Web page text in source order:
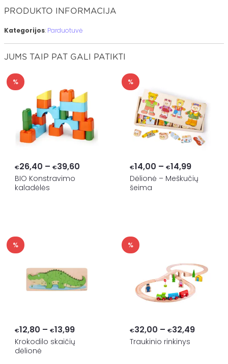
PRODUKTO INFORMACIJA
Kategorijos: Parduotuvė
JUMS TAIP PAT GALI PATIKTI
%
€26,40 – €39,60Price
BIO Konstravimo
kaladėlės
%
€14,00 – €14,99Price
range:
Dėlionė – Meškučių
šeima
%
€12,80 – €13,99Price
range:
Krokodilo skaičių
dėlionė
%
€32,00 – €32,49Price
Traukinio rinkinys